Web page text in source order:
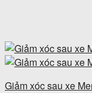
Giảm xóc sau xe